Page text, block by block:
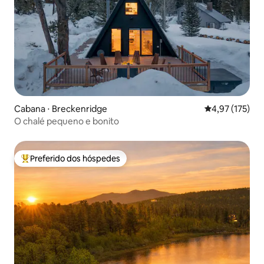
Cabana ⋅ Breckenridge 4,97 de uma
4,97 (175)
O chalé pequeno e bonito
Entre os melhores preferidos dos hóspedes
Preferido dos hóspedes